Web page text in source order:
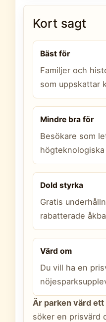
Kort sagt
Bäst för
Familjer och
som uppskattar
Mindre bra för
Besökare som
Dold styrka
Gratis
rabatterade
Värd om
Du vill ha en
Är parken värd ett
söker en prisvärd